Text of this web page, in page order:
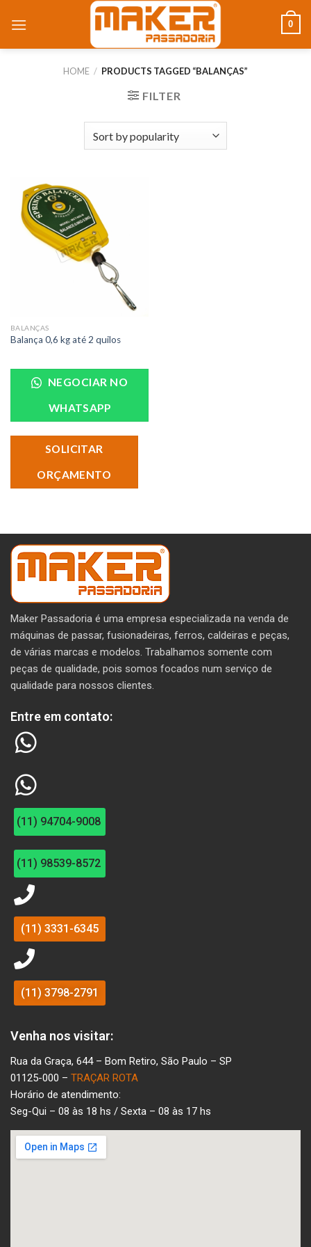
0
HOME / PRODUCTS TAGGED “BALANÇAS”
FILTER
BALANÇAS
Balança 0,6 kg até 2 quilos
NEGOCIAR NO
WHATSAPP
SOLICITAR
ORÇAMENTO
Maker Passadoria é uma empresa especializada na venda de
máquinas de passar, fusionadeiras, ferros, caldeiras e peças,
de várias marcas e modelos. Trabalhamos somente com
peças de qualidade, pois somos focados num serviço de
qualidade para nossos clientes.
Entre em contato:
(11) 94704-9008
(11) 98539-8572
(11) 3331-6345
(11) 3798-2791
Venha nos visitar:
Rua da Graça, 644 – Bom Retiro, São Paulo – SP
01125-000 – TRAÇAR ROTA
Horário de atendimento:
Seg-Qui – 08 às 18 hs / Sexta – 08 às 17 hs